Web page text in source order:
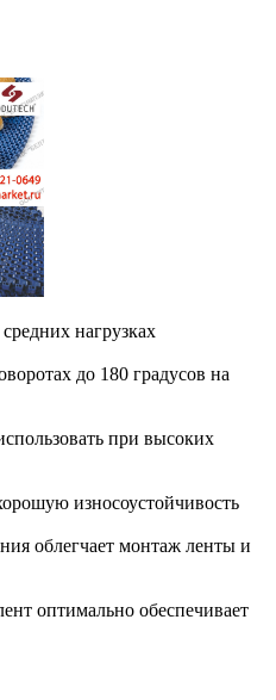
нагрузках
до 180 градусов на
при высоких
износоустойчивость
облегчает монтаж ленты и
оптимально обеспечивает